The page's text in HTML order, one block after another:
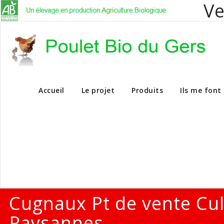
Vente en
Accueil Le projet Produits Ils me font
Cugnaux Pt de vente